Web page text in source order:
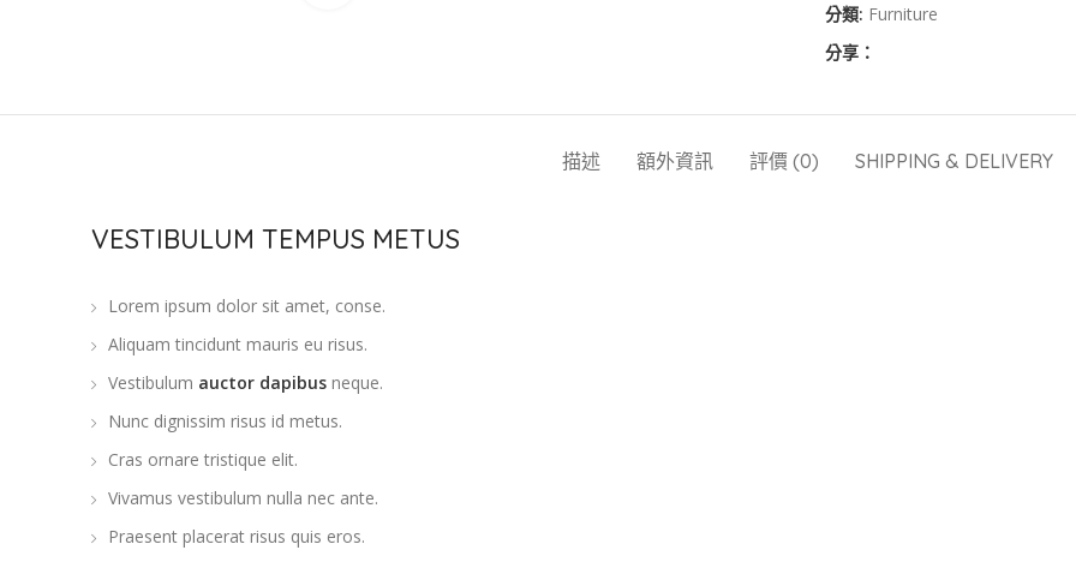
分類: Furniture
分享：
描述 額外資訊 評價 (0) SHIPPING & DELIVERY
VESTIBULUM TEMPUS METUS
Lorem ipsum dolor sit amet, conse.
Aliquam tincidunt mauris eu risus.
Vestibulum auctor dapibus neque.
Nunc dignissim risus id metus.
Cras ornare tristique elit.
Vivamus vestibulum nulla nec ante.
Praesent placerat risus quis eros.